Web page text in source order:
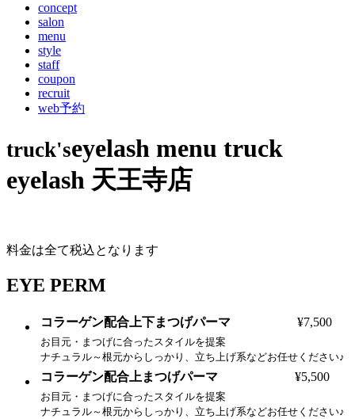
concept
salon
menu
style
staff
coupon
recruit
web予約
truck'seyelash menu truck
eyelash 天王寺店
料金は全て税込となります
EYE PERM
コラーゲン配合上下まつげパーマ ¥7,500
お目元・まつげに合ったスタイルを提案
ナチュラル～根元からしっかり、立ち上げ系などお任せください♪
コラーゲン配合上まつげパーマ ¥5,500
お目元・まつげに合ったスタイルを提案
ナチュラル～根元からしっかり、立ち上げ系などお任せください♪